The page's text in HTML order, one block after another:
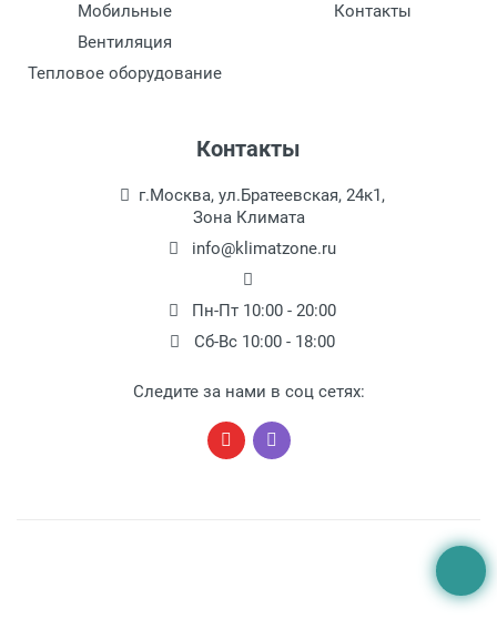
Мобильные
Вентиляция
Тепловое оборудование
Контакты
Контакты
г.Москва, ул.Братеевская, 24к1,
Зона Климата
info@klimatzone.ru
Пн-Пт 10:00 - 20:00
Сб-Вс 10:00 - 18:00
Следите за нами в соц сетях: